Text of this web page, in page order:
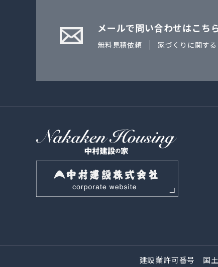
メールで問い合わせはこち
無料見積依頼 家づくりに関す
建設業許可番号 国